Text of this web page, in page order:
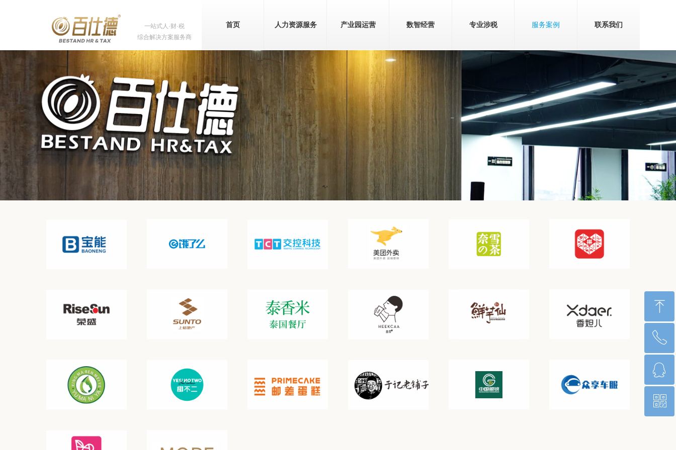
首页 人力资源服务 产业园运营 数智经营 专业涉税 服务案例 联系我们
一站式人·财·税
综合解决方案服务商
ꁸ
回到顶部
ꂅ
400-023-4003
ꁗ
QQ客服
ꀥ